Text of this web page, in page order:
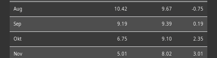
Aug 10.42 9.67 -0.75
Sep 9.19 9.39 0.19
Okt 6.75 9.10 2.35
Nov 5.01 8.02 3.01